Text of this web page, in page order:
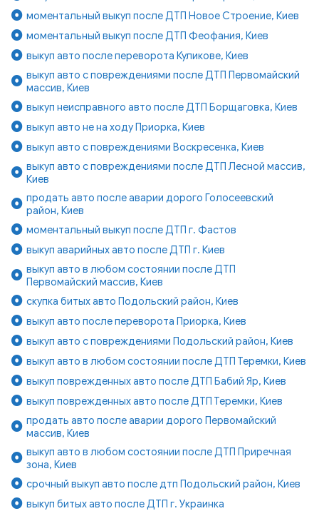
моментальный выкуп после ДТП Новое Строение, Киев
моментальный выкуп после ДТП Феофания, Киев
выкуп авто после переворота Куликове, Киев
выкуп авто с повреждениями после ДТП Первомайский
массив, Киев
выкуп неисправного авто после ДТП Борщаговка, Киев
выкуп авто не на ходу Приорка, Киев
выкуп авто с повреждениями Воскресенка, Киев
выкуп авто с повреждениями после ДТП Лесной массив,
Киев
продать авто после аварии дорого Голосеевский
район, Киев
моментальный выкуп после ДТП г. Фастов
выкуп аварийных авто после ДТП г. Киев
выкуп авто в любом состоянии после ДТП
Первомайский массив, Киев
скупка битых авто Подольский район, Киев
выкуп авто после переворота Приорка, Киев
выкуп авто с повреждениями Подольский район, Киев
выкуп авто в любом состоянии после ДТП Теремки, Киев
выкуп поврежденных авто после ДТП Бабий Яр, Киев
выкуп поврежденных авто после ДТП Теремки, Киев
продать авто после аварии дорого Первомайский
массив, Киев
выкуп авто в любом состоянии после ДТП Приречная
зона, Киев
срочный выкуп авто после дтп Подольский район, Киев
выкуп битых авто после ДТП г. Украинка